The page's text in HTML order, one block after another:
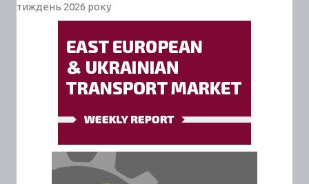
тиждень 2026 року